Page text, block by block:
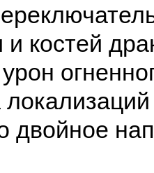
костей
двойное